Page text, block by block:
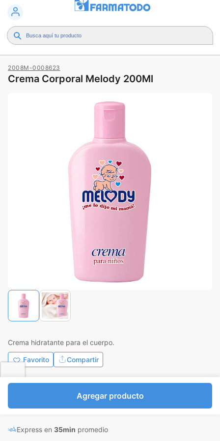
2008M-0008623
Crema Corporal Melody 200Ml
Crema hidratante para el cuerpo.
Favorito Compartir
Bs.3.544,00
Mililitros a Bs.17,72
Agregar producto
Express en 35min promedio